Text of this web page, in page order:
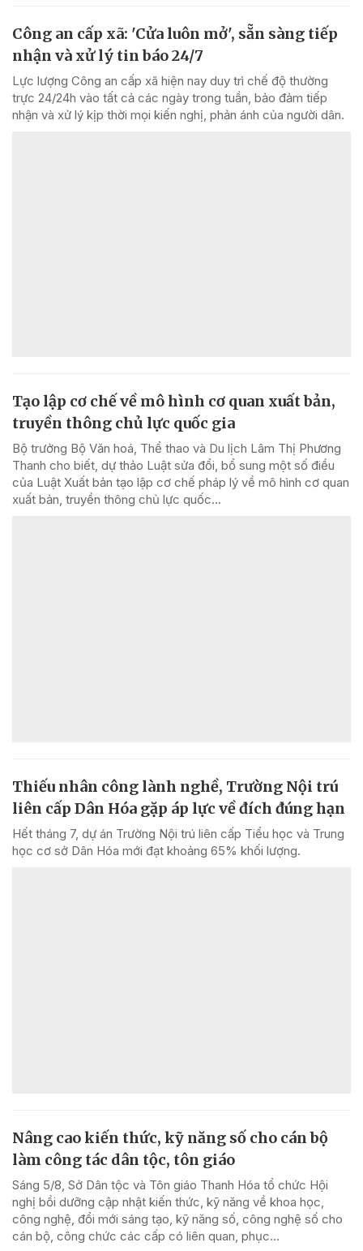
Công an cấp xã: 'Cửa luôn mở', sẵn sàng tiếp
nhận và xử lý tin báo 24/7
Lực lượng Công an cấp xã hiện nay duy trì chế độ thường
trực 24/24h vào tất cả các ngày trong tuần, bảo đảm tiếp
nhận và xử lý kịp thời mọi kiến nghị, phản ánh của người dân.
Tạo lập cơ chế về mô hình cơ quan xuất bản,
truyền thông chủ lực quốc gia
Bộ trưởng Bộ Văn hoá, Thể thao và Du lịch Lâm Thị Phương
Thanh cho biết, dự thảo Luật sửa đổi, bổ sung một số điều
của Luật Xuất bản tạo lập cơ chế pháp lý về mô hình cơ quan
xuất bản, truyền thông chủ lực quốc...
Thiếu nhân công lành nghề, Trường Nội trú
liên cấp Dân Hóa gặp áp lực về đích đúng hạn
Hết tháng 7, dự án Trường Nội trú liên cấp Tiểu học và Trung
học cơ sở Dân Hóa mới đạt khoảng 65% khối lượng.
Nâng cao kiến thức, kỹ năng số cho cán bộ
làm công tác dân tộc, tôn giáo
Sáng 5/8, Sở Dân tộc và Tôn giáo Thanh Hóa tổ chức Hội
nghị bồi dưỡng cập nhật kiến thức, kỹ năng về khoa học,
công nghệ, đổi mới sáng tạo, kỹ năng số, công nghệ số cho
cán bộ, công chức các cấp có liên quan, phục...